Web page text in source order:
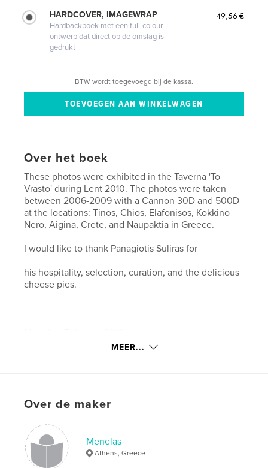
HARDCOVER, IMAGEWRAP
Hardbackboek met een full-colour
ontwerp dat direct op de omslag is
gedrukt
49,56 €
BTW wordt toegevoegd bij de kassa.
Over het boek
These photos were exhibited in the Taverna 'To
Vrasto' during Lent 2010. The photos were taken
between 2006-2009 with a Cannon 30D and 500D
at the locations: Tinos, Chios, Elafonisos, Kokkino
Nero, Aigina, Crete, and Naupaktia in Greece.
I would like to thank Panagiotis Suliras for
his hospitality, selection, curation, and the delicious
cheese pies.
Projectoptie:
Aantal pagina's:40
Datum publiceren:
MEER...
Over de maker
Menelas
Athens, Greece